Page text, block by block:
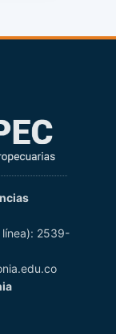
línea): 2539-